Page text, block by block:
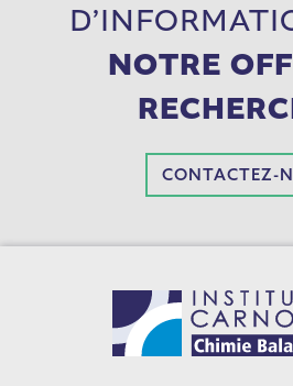
NOTRE
CONTACTEZ-